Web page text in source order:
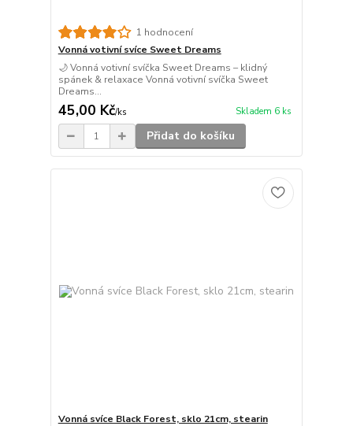
1 hodnocení
Vonná votivní svíce Sweet Dreams
🌙 Vonná votivní svíčka Sweet Dreams – klidný
spánek & relaxace Vonná votivní svíčka Sweet
Dreams...
45,00 Kč/ks Skladem 6 ks
Přidat do košíku
Vonná svíce Black Forest, sklo 21cm, stearin